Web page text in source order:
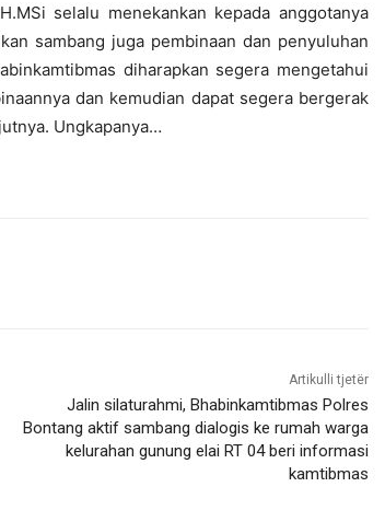
selalu menekankan kepada anggotanya
sambang juga pembinaan dan penyuluhan
diharapkan segera mengetahui
dan kemudian dapat segera bergerak
Ungkapanya…
Artikulli tjetër
Jalin silaturahmi, Bhabinkamtibmas Polres
Bontang aktif sambang dialogis ke rumah warga
kelurahan gunung elai RT 04 beri informasi
kamtibmas